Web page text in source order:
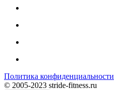
Политика конфиденциальности
© 2005-2023 stride-fitness.ru